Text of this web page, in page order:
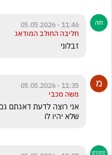
11:46 - 05.05.2026
חליבה החולב המודאג
זבלוני
11:35 - 05.05.2026
משה מכבי
שלא יהיו לו